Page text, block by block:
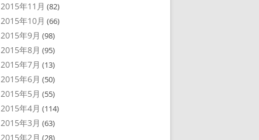
2015年11月 (82)
2015年10月 (66)
2015年9月 (98)
2015年8月 (95)
2015年7月 (13)
2015年6月 (50)
2015年5月 (55)
2015年4月 (114)
2015年3月 (63)
2015年2月 (28)